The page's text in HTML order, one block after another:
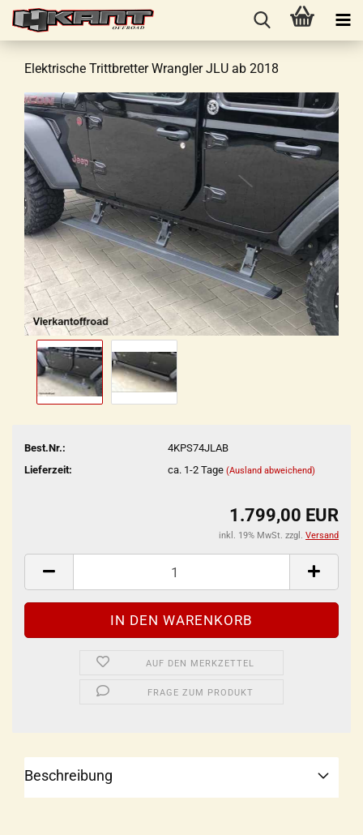
Elektrische Trittbretter Wrangler JLU ab 2018
Best.Nr.:
4KPS74JLAB
Lieferzeit:
ca. 1-2 Tage (Ausland abweichend)
1.799,00 EUR
inkl. 19% MwSt. zzgl. Versand
AUF DEN MERKZETTEL
FRAGE ZUM PRODUKT
Beschreibung